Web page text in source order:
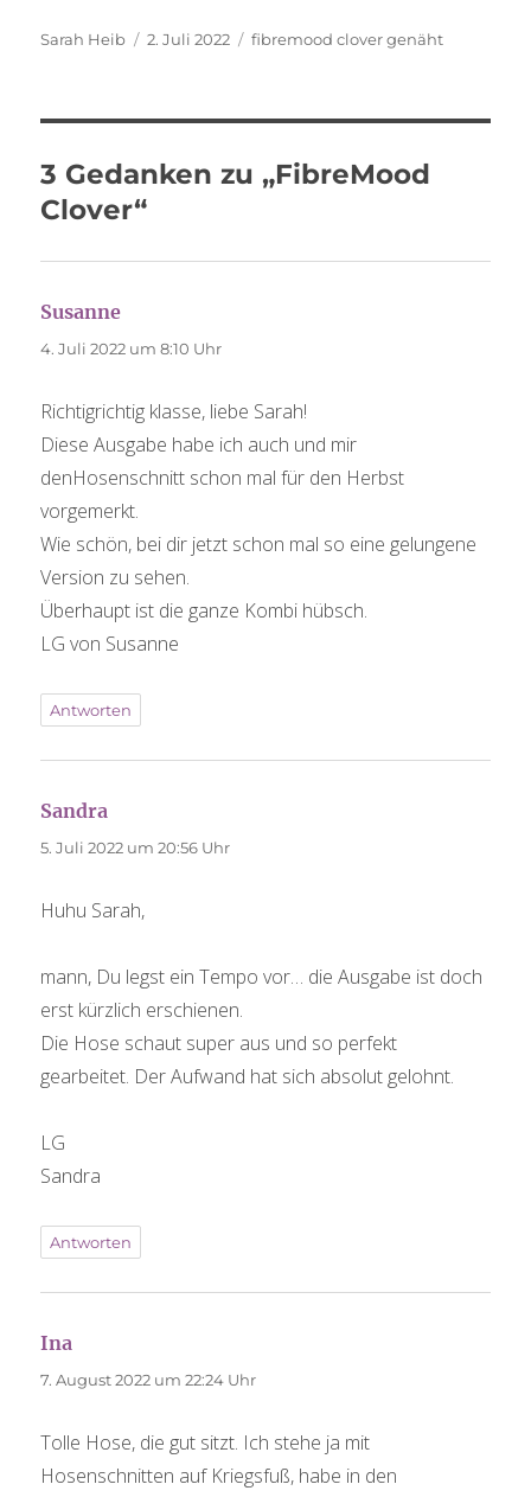
Autor
Sarah Heib
Veröffentlicht
2. Juli 2022 Schlagwörter
fibremood clover genäht
3 Gedanken zu „FibreMood
Clover“
Susanne
4. Juli 2022 um 8:10 Uhr
Richtigrichtig klasse, liebe Sarah!
Diese Ausgabe habe ich auch und mir
denHosenschnitt schon mal für den Herbst
vorgemerkt.
Wie schön, bei dir jetzt schon mal so eine gelungene
Version zu sehen.
Überhaupt ist die ganze Kombi hübsch.
LG von Susanne
Antworten
Sandra
5. Juli 2022 um 20:56 Uhr
Huhu Sarah,
mann, Du legst ein Tempo vor… die Ausgabe ist doch
erst kürzlich erschienen.
Die Hose schaut super aus und so perfekt
gearbeitet. Der Aufwand hat sich absolut gelohnt.
LG
Sandra
Antworten
Ina
7. August 2022 um 22:24 Uhr
Tolle Hose, die gut sitzt. Ich stehe ja mit
Hosenschnitten auf Kriegsfuß, habe in den